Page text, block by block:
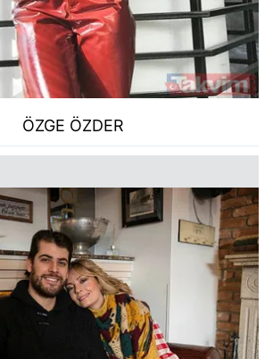
ÖZGE ÖZDER